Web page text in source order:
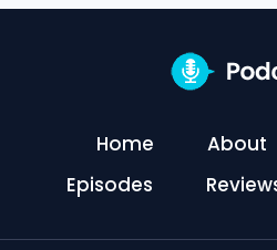
Home About
Episodes